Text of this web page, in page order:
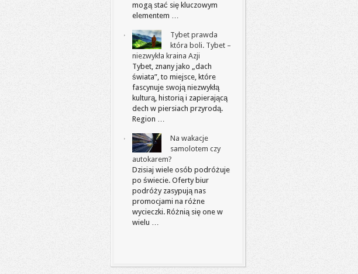
mogą stać się kluczowym
elementem …
Tybet prawda
która boli. Tybet –
niezwykła kraina Azji
Tybet, znany jako „dach
świata”, to miejsce, które
fascynuje swoją niezwykłą
kulturą, historią i zapierającą
dech w piersiach przyrodą.
Region …
Na wakacje
samolotem czy
autokarem?
Dzisiaj wiele osób podróżuje
po świecie. Oferty biur
podróży zasypują nas
promocjami na różne
wycieczki. Różnią się one w
wielu …